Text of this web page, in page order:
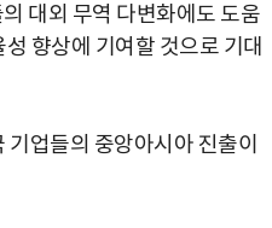
대외 무역 다변화에도 도움
향상에 기여할 것으로 기대
업들의 중앙아시아 진출이